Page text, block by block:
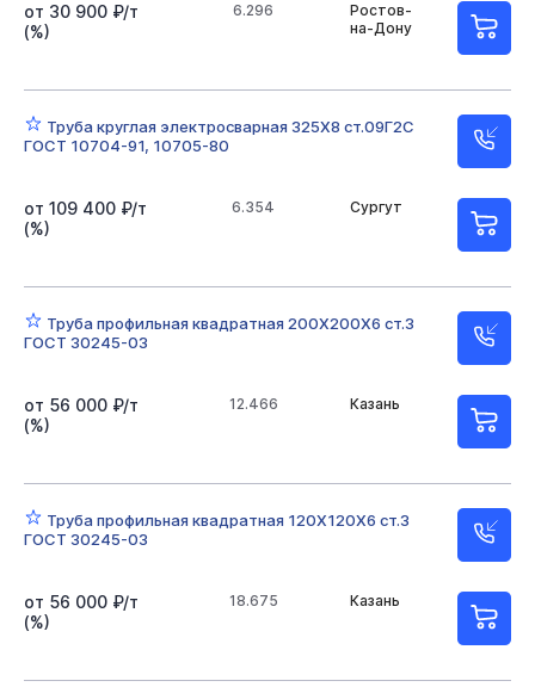
Ростов-
на-Дону
6.296
от 30 900 ₽/т
(%)
Труба круглая электросварная 325Х8 ст.09Г2С
ГОСТ 10704-91, 10705-80
Сургут
6.354
от 109 400 ₽/т
(%)
Труба профильная квадратная 200Х200Х6 ст.3
ГОСТ 30245-03
Казань
12.466
от 56 000 ₽/т
(%)
Труба профильная квадратная 120Х120Х6 ст.3
ГОСТ 30245-03
Казань
18.675
от 56 000 ₽/т
(%)